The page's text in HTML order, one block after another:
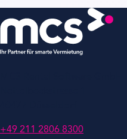
+49 211 2806 8300